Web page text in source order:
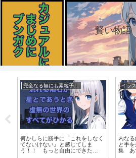
賢い物語
完全なる無にも素粒子は生まれる（日記）
何かしらに勝手に「これをしなく
てないけない』と感じてしま
う！！ もっと自由にできた
イラ
内な
と手
集 あ